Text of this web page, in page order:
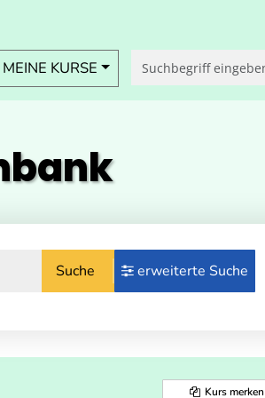
KURSE
Suche erweiterte Suche
Kurs merken